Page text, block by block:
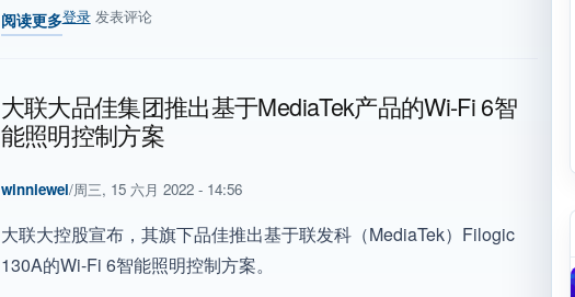
阅读更多
关于 喜讯！比亚迪半导体荣获2022阿拉丁神灯奖智能照明生态百强企业
登录发表评论
大联大品佳集团推出基于MediaTek产品的Wi-Fi 6智
能照明控制方案
winniewei/周三, 15 六月 2022 - 14:56
大联大控股宣布，其旗下品佳推出基于联发科（MediaTek）Filogic
130A的Wi-Fi 6智能照明控制方案。